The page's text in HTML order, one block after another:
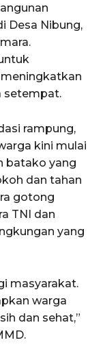
Desa Nibung,
setempat.
rampung,
kini mulai
batako yang
dan tahan
gotong
TNI dan
yang
masyarakat.
warga
dan sehat,”